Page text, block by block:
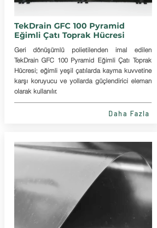
TekDrain GFC 100 Pyramid
Eğimli Çatı Toprak Hücresi
Geri dönüşümlü polietilenden imal edilen
TekDrain GFC 100 Pyramid Eğimli Çatı Toprak
Hücresi; eğimli yeşil çatılarda kayma kuvvetine
karşı koruyucu ve yollarda güçlendirici eleman
olarak kullanılır.
Daha Fazla